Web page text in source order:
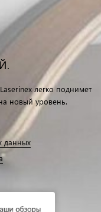
легко поднимет
новый уровень.
данных